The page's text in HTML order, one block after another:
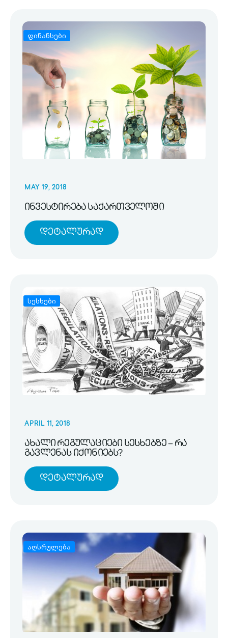
ფინანსები
MAY 19, 2018
ინვესტირება საქართველოში
Დეტალურად
სესხები
APRIL 11, 2018
ახალი რეგულაციები სესხებზე – რა
გავლენას იქონიებს?
Დეტალურად
აღსრულება